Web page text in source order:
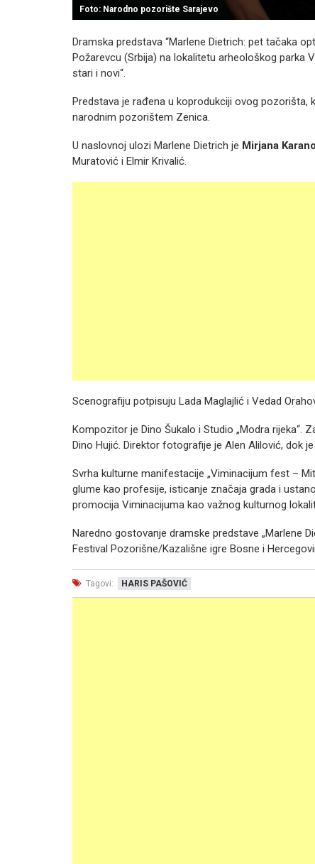
Foto: Narodno pozorište Sarajevo
Dramska predstava “Marlene Dietrich: pet tačaka
Požarevcu (Srbija) na lokalitetu arheološkog parka
stari i novi“.
Predstava je rađena u koprodukciji ovog
narodnim pozorištem Zenica.
U naslovnoj ulozi Marlene Dietrich je Mirjana
Muratović i Elmir Krivalić.
Scenografiju potpisuju Lada Maglajlić i Vedad
Kompozitor je Dino Šukalo i Studio „Modra rijeka“.
Dino Hujić. Direktor fotografije je Alen Alilović, dok
Svrha kulturne manifestacije „Viminacijum fest –
glume kao profesije, isticanje značaja grada i
promocija Viminacijuma kao važnog kulturnog
Naredno gostovanje dramske predstave „Marlene
Festival Pozorišne/Kazališne igre Bosne i
Tagovi: HARIS PAŠOVIĆ